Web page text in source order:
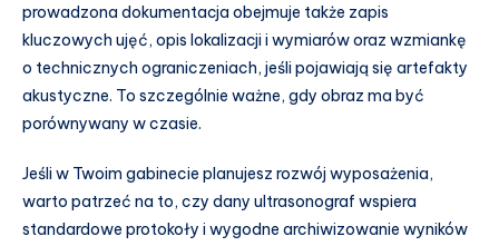
prowadzona dokumentacja obejmuje także zapis
kluczowych ujęć, opis lokalizacji i wymiarów oraz wzmiankę
o technicznych ograniczeniach, jeśli pojawiają się artefakty
akustyczne. To szczególnie ważne, gdy obraz ma być
porównywany w czasie.
Jeśli w Twoim gabinecie planujesz rozwój wyposażenia,
warto patrzeć na to, czy dany ultrasonograf wspiera
standardowe protokoły i wygodne archiwizowanie wyników